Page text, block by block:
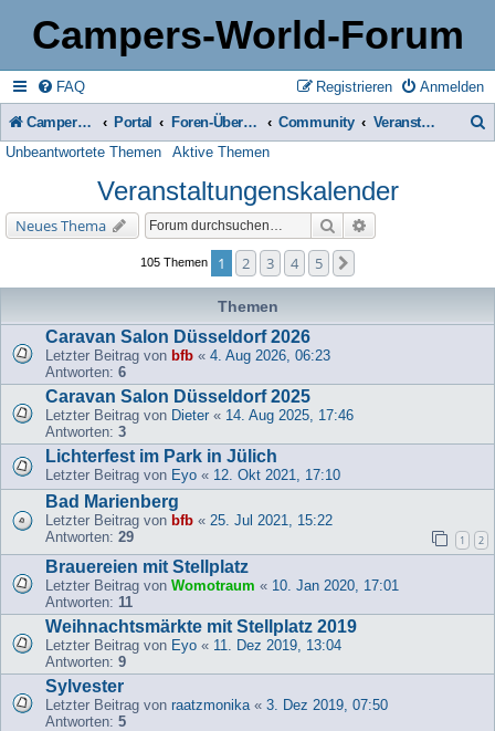
Campers-World-Forum
FAQ Anmelden
Registrieren
Campers-World-Forum Portal Foren-Übersicht Community Veranstaltungenskalender
Unbeantwortete Themen Aktive Themen
Veranstaltungenskalender
Neues Thema Suche
105 Themen 1 2 3 4 5
Themen
Caravan Salon Düsseldorf 2026
Letzter Beitrag von bfb « 4. Aug 2026, 06:23
Antworten: 6
Caravan Salon Düsseldorf 2025
Letzter Beitrag von Dieter « 14. Aug 2025, 17:46
Antworten: 3
Lichterfest im Park in Jülich
Letzter Beitrag von Eyo « 12. Okt 2021, 17:10
Bad Marienberg
Letzter Beitrag von bfb « 25. Jul 2021, 15:22
Antworten: 29 1 2
Brauereien mit Stellplatz
Letzter Beitrag von Womotraum « 10. Jan 2020, 17:01
Antworten: 11
Weihnachtsmärkte mit Stellplatz 2019
Letzter Beitrag von Eyo « 11. Dez 2019, 13:04
Antworten: 9
Sylvester
Letzter Beitrag von raatzmonika « 3. Dez 2019, 07:50
Antworten: 5